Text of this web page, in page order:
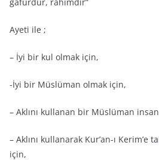
Ayeti ile ;
– İyi bir kul olmak için,
-İyi bir Müslüman olmak için,
– Aklını kullanan bir Müslüman
– Aklını kullanarak Kur’an-ı
için,